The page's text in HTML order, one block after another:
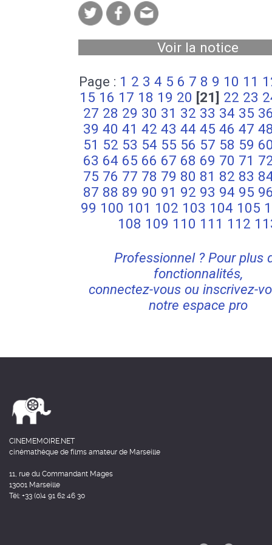
Voir la notice
Page : 1 2 3 4 5 6 7 8 9 10 11
15 16 17 18 19 20 [21] 22 23
27 28 29 30 31 32 33 34 35
39 40 41 42 43 44 45 46 47
51 52 53 54 55 56 57 58 59
63 64 65 66 67 68 69 70 71
75 76 77 78 79 80 81 82 83
87 88 89 90 91 92 93 94 95
99 100 101 102 103 104 105
108 109 110 111 112
Professionnel ? Pour plus
fonctionnalités,
connectez-vous ou inscrivez-
notre espace pro
CINEMEMOIRE.NET
cinémathèque de films amateur de Marseille
11, rue du Commandant Mages
13001 Marseille
Tél: +33 (0)4 91 62 46 30